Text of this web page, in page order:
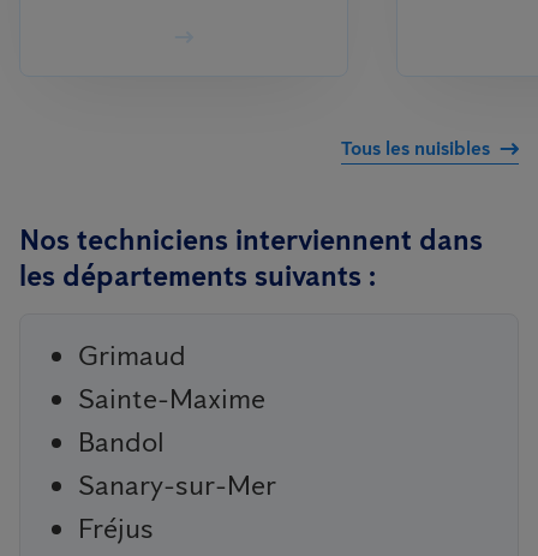
Tous les nuisibles
Nos techniciens interviennent dans
les départements suivants :
Grimaud
Sainte-Maxime
Bandol
Sanary-sur-Mer
Fréjus